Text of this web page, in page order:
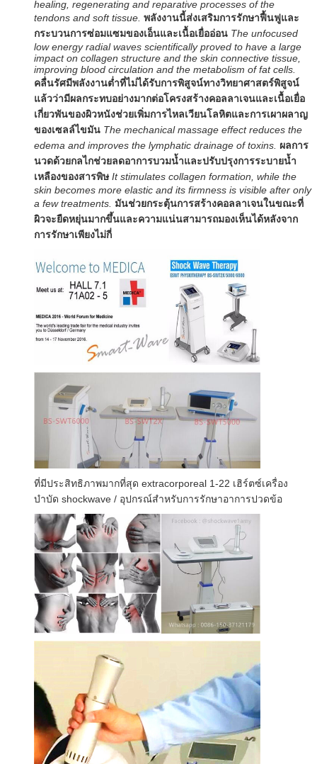
healing, regenerating and reparative processes of the
tendons and soft tissue. พลังงานนี้ส่งเสริมการรักษาฟื้นฟูและ
กระบวนการซ่อมแซมของเอ็นและเนื้อเยื่ออ่อน The unfocused
low energy radial waves scientifically proved to have a large
impact on collagen structure and the skin connective tissue,
improving blood circulation and the metabolism of fat cells.
คลื่นรัศมีพลังงานต่ำที่ไม่ได้รับการพิสูจน์ทางวิทยาศาสตร์พิสูจน์
แล้วว่ามีผลกระทบอย่างมากต่อโครงสร้างคอลลาเจนและเนื้อเยื่อ
เกี่ยวพันของผิวหนังช่วยเพิ่มการไหลเวียนโลหิตและการเผาผลาญ
ของเซลล์ไขมัน The mechanical massage effect reduces the
edema and improves the lymphatic drainage of toxins. ผลการ
นวดด้วยกลไกช่วยลดอาการบวมน้ำและปรับปรุงการระบายน้ำ
เหลืองของสารพิษ It stimulates collagen formation, while the
skin becomes more elastic and its firmness is visible after only
a few treatments. มันช่วยกระตุ้นการสร้างคอลลาเจนในขณะที่
ผิวจะยืดหยุ่นมากขึ้นและความแน่นสามารถมองเห็นได้หลังจาก
การรักษาเพียงไม่กี่
ที่มีประสิทธิภาพมากที่สุด extracorporeal 1-22 เฮิร์ตซ์เครื่อง
บำบัด shockwave / อุปกรณ์สำหรับการรักษาอาการปวดข้อ